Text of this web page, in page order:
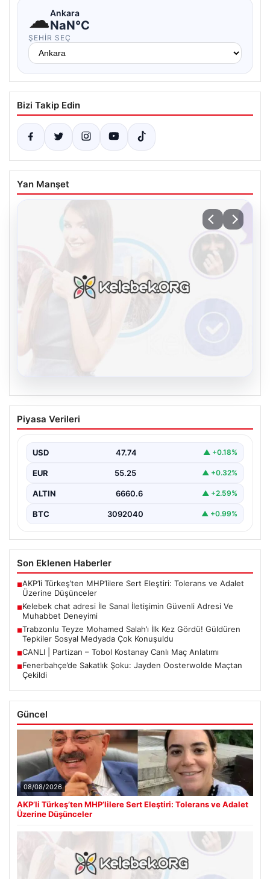
☁Ankara
NaN°C
ŞEHIR SEÇ
Bizi Takip Edin
Yan Manşet
Kelebek chat adresi İle Sanal İletişimin
Güvenli Adresi Ve Muhabbet Deneyimi
sağlaması büyük bir hassasiyet taşımaktadır. Güncel
olarak…
Piyasa Verileri
USD 47.74 ▲ +0.18%
EUR 55.25 ▲ +0.32%
ALTIN 6660.6 ▲ +2.59%
BTC 3092040 ▲ +0.99%
Son Eklenen Haberler
■AKP’li Türkeş’ten MHP’lilere Sert Eleştiri: Tolerans ve Adalet
Üzerine Düşünceler
■Kelebek chat adresi İle Sanal İletişimin Güvenli Adresi Ve
Muhabbet Deneyimi
■Trabzonlu Teyze Mohamed Salah’ı İlk Kez Gördü! Güldüren
Tepkiler Sosyal Medyada Çok Konuşuldu
■CANLI | Partizan – Tobol Kostanay Canlı Maç Anlatımı
■Fenerbahçe’de Sakatlık Şoku: Jayden Oosterwolde Maçtan
Çekildi
Güncel
08/08/2026
AKP’li Türkeş’ten MHP’lilere Sert Eleştiri: Tolerans ve Adalet
Üzerine Düşünceler